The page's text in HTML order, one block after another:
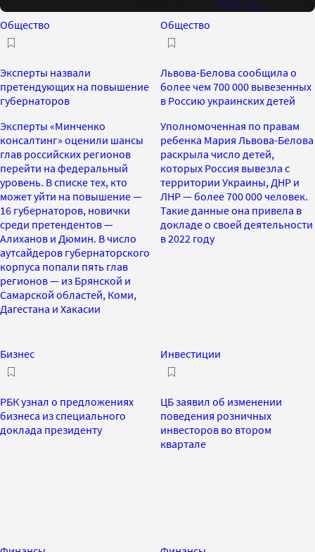
2021 года
Общество
Эксперты назвали
претендующих на повышение
губернаторов
Эксперты «Минченко
консалтинг» оценили шансы
глав российских регионов
перейти на федеральный
уровень. В списке тех, кто
может уйти на повышение —
16 губернаторов, новички
среди претендентов —
Алиханов и Дюмин. В число
аутсайдеров губернаторского
корпуса попали пять глав
регионов — из Брянской и
Самарской областей, Коми,
Дагестана и Хакасии
Общество
Львова-Белова сообщила о
более чем 700 000 вывезенных
в Россию украинских детей
Уполномоченная по правам
ребенка Мария Львова-Белова
раскрыла число детей,
которых Россия вывезла с
территории Украины, ДНР и
ЛНР — более 700 000 человек.
Такие данные она привела в
докладе о своей деятельности
в 2022 году
Бизнес
РБК узнал о предложениях
бизнеса из специального
доклада президенту
Инвестиции
ЦБ заявил об изменении
поведения розничных
инвесторов во втором
квартале